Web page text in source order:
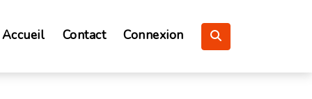
Accueil Contact Connexion